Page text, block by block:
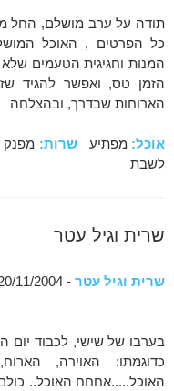
תודה על ערב מושלם, החל
כל הפרטים , האוכל
המנות וחגיגית הטעמים
הזמן טס, ואפשר להגיד
הארוחות שבדרך, ובהצלחה
אוכל: מפתיעשרות:
לשבת
שרית וגיל עטר
שרית וגיל עטר - 20/11/2004
בערבו של שישי, לכבוד יום
כדוגמתו: האוירה,
האוכל.....אחחח האוכל.. כולם